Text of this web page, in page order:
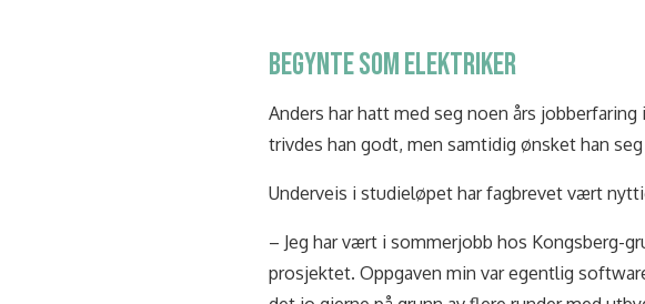
BEGYNTE SOM ELEKTRIKER
Anders har hatt med seg noen års
trivdes han godt, men samtidig ønsket han
Underveis i studieløpet har fagbrevet vært
– Jeg har vært i sommerjobb hos Kongsberg-
prosjektet. Oppgaven min var egentlig